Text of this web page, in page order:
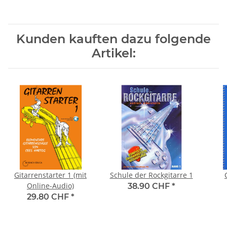
Kunden kauften dazu folgende
Artikel:
Gitarrenstarter 1 (mit
Online-Audio)
29.80 CHF *
Schule der Rockgitarre 1
38.90 CHF *